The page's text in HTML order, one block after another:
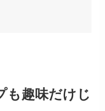
も趣味だけじ